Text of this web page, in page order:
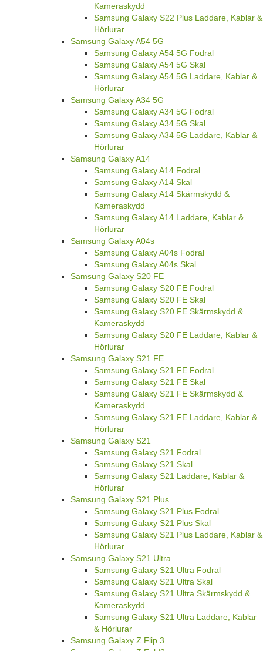
Kameraskydd
Samsung Galaxy S22 Plus Laddare, Kablar &
Hörlurar
Samsung Galaxy A54 5G
Samsung Galaxy A54 5G Fodral
Samsung Galaxy A54 5G Skal
Samsung Galaxy A54 5G Laddare, Kablar &
Hörlurar
Samsung Galaxy A34 5G
Samsung Galaxy A34 5G Fodral
Samsung Galaxy A34 5G Skal
Samsung Galaxy A34 5G Laddare, Kablar &
Hörlurar
Samsung Galaxy A14
Samsung Galaxy A14 Fodral
Samsung Galaxy A14 Skal
Samsung Galaxy A14 Skärmskydd &
Kameraskydd
Samsung Galaxy A14 Laddare, Kablar &
Hörlurar
Samsung Galaxy A04s
Samsung Galaxy A04s Fodral
Samsung Galaxy A04s Skal
Samsung Galaxy S20 FE
Samsung Galaxy S20 FE Fodral
Samsung Galaxy S20 FE Skal
Samsung Galaxy S20 FE Skärmskydd &
Kameraskydd
Samsung Galaxy S20 FE Laddare, Kablar &
Hörlurar
Samsung Galaxy S21 FE
Samsung Galaxy S21 FE Fodral
Samsung Galaxy S21 FE Skal
Samsung Galaxy S21 FE Skärmskydd &
Kameraskydd
Samsung Galaxy S21 FE Laddare, Kablar &
Hörlurar
Samsung Galaxy S21
Samsung Galaxy S21 Fodral
Samsung Galaxy S21 Skal
Samsung Galaxy S21 Laddare, Kablar &
Hörlurar
Samsung Galaxy S21 Plus
Samsung Galaxy S21 Plus Fodral
Samsung Galaxy S21 Plus Skal
Samsung Galaxy S21 Plus Laddare, Kablar &
Hörlurar
Samsung Galaxy S21 Ultra
Samsung Galaxy S21 Ultra Fodral
Samsung Galaxy S21 Ultra Skal
Samsung Galaxy S21 Ultra Skärmskydd &
Kameraskydd
Samsung Galaxy S21 Ultra Laddare, Kablar
& Hörlurar
Samsung Galaxy Z Flip 3